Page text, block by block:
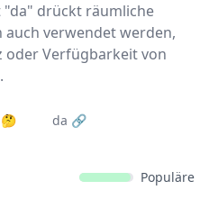
"da" drückt räumliche
auch verwendet werden,
oder Verfügbarkeit von
da 🔗
Populäre